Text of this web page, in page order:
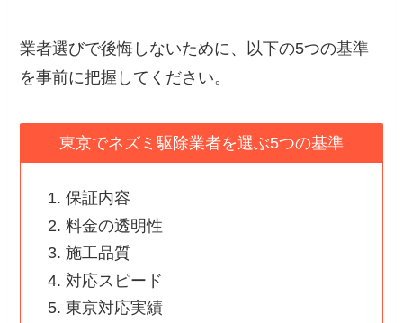
業者選びで後悔しないために、以下の5つの基準
を事前に把握してください。
東京でネズミ駆除業者を選ぶ5つの基準
保証内容
料金の透明性
施工品質
対応スピード
東京対応実績